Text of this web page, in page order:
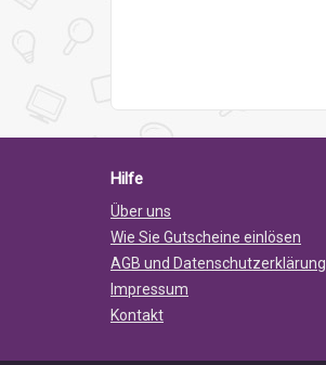
Hilfe
Über uns
Wie Sie Gutscheine einlösen
AGB und Datenschutzerklärung
Impressum
Kontakt